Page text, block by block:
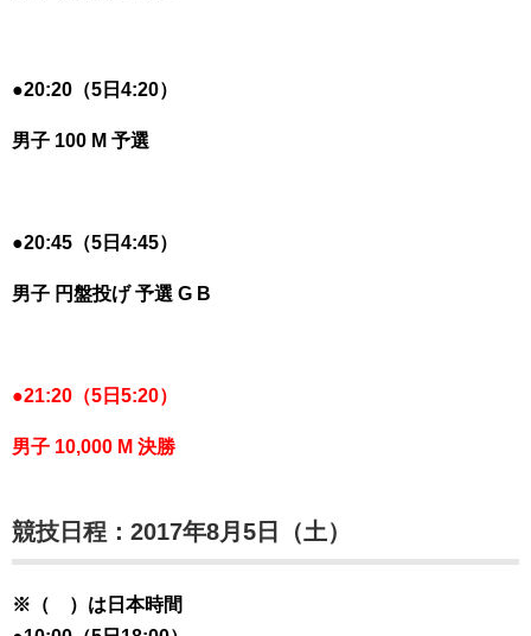
●20:20（5日4:20）
男子 100 M 予選
●20:45（5日4:45）
男子 円盤投げ 予選 G B
●21:20（5日5:20）
男子 10,000 M 決勝
競技日程：2017年8月5日（土）
※（ ）は日本時間